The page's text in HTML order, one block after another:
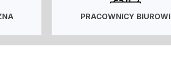
PRACOWNICY BIUROWI